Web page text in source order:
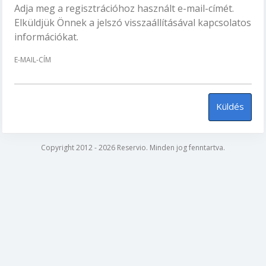
Adja meg a regisztrációhoz használt e-mail-címét.
Elküldjük Önnek a jelszó visszaállításával kapcsolatos
információkat.
E-MAIL-CÍM
Küldés
Copyright 2012 - 2026 Reservio. Minden jog fenntartva.